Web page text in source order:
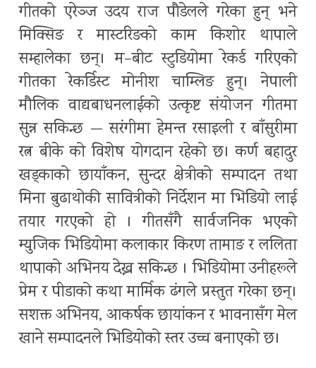
गीतको एरेञ्ज उदय राज पौडेलले गरेका हुन् भने
मिक्सिङ र मास्टरिङको काम किशोर थापाले
सम्हालेका छन्। म–बीट स्टुडियोमा रेकर्ड गरिएको
गीतका रेकर्डिस्ट मोनीश चाम्लिङ हुन्। नेपाली
मौलिक वाद्यबाधनलाईको उत्कृष्ट संयोजन गीतमा
सुन्न सकिन्छ — सरंगीमा हेमन्त रसाइली र बाँसुरीमा
रत्न बीके को विशेष योगदान रहेको छ। कर्ण बहादुर
खड्काको छायाँकन, सुन्दर क्षेत्रीको सम्पादन तथा
मिना बुढाथोकी सावित्रीको निर्देशन मा भिडियो लाई
तयार गरएको हो । गीतसँगै सार्वजनिक भएको
म्युजिक भिडियोमा कलाकार किरण तामाङ र ललिता
थापाको अभिनय देख्न सकिन्छ । भिडियोमा उनीहरूले
प्रेम र पीडाको कथा मार्मिक ढंगले प्रस्तुत गरेका छन्।
सशक्त अभिनय, आकर्षक छायांकन र भावनासँग मेल
खाने सम्पादनले भिडियोको स्तर उच्च बनाएको छ।